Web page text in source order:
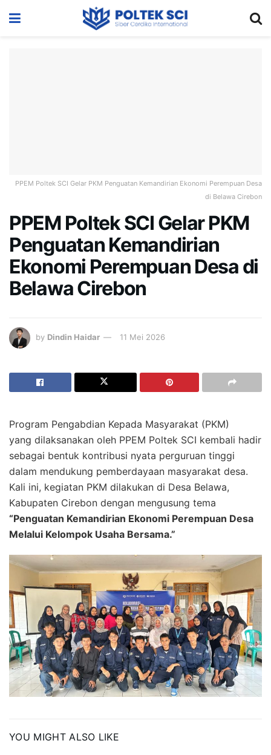
PPEM Poltek SCI Gelar PKM Penguatan Kemandirian Ekonomi Perempuan Desa
di Belawa Cirebon
PPEM Poltek SCI Gelar PKM
Penguatan Kemandirian
Ekonomi Perempuan Desa di
Belawa Cirebon
by Dindin Haidar 11 Mei 2026
Program Pengabdian Kepada Masyarakat (PKM)
yang dilaksanakan oleh PPEM Poltek SCI kembali hadir
sebagai bentuk kontribusi nyata perguruan tinggi
dalam mendukung pemberdayaan masyarakat desa.
Kali ini, kegiatan PKM dilakukan di Desa Belawa,
Kabupaten Cirebon dengan mengusung tema
“Penguatan Kemandirian Ekonomi Perempuan Desa
Melalui Kelompok Usaha Bersama.”
YOU MIGHT ALSO LIKE